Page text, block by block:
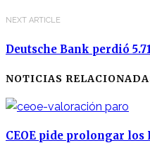
NEXT ARTICLE
Deutsche Bank perdió
NOTICIAS
CEOE pide prolongar